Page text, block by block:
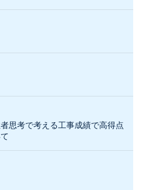
思考で考える工事成績で高得点